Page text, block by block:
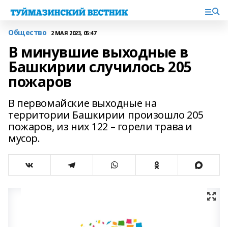
Общество 2 МАЯ 2023, 05:47
В минувшие выходные в
Башкирии случилось 205
пожаров
В первомайские выходные на
территории Башкирии произошло 205
пожаров, из них 122 – горели трава и
мусор.